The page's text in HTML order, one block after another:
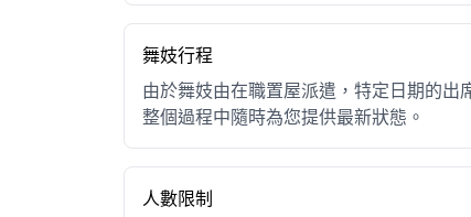
一般季節
人數
每人費用
2人
¥69,800
3人
¥52,500
4人
¥41,500
舞妓行程
由於舞妓由在職置屋派遣，特定日期的
整個過程中隨時為您提供最新狀態。
人數限制